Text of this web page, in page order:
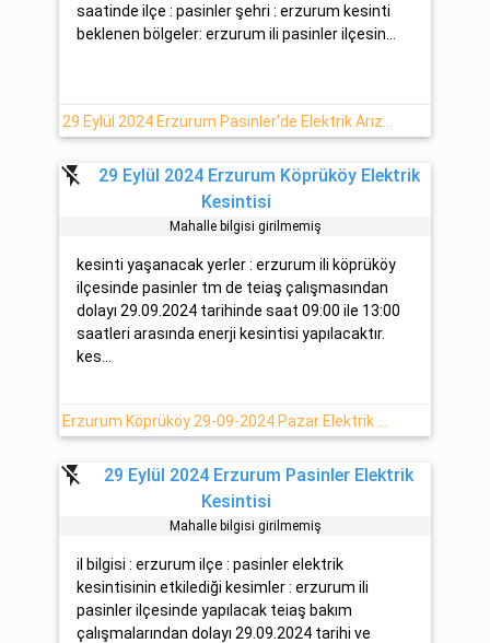
saatinde ilçe : pasinler şehri : erzurum kesinti
beklenen bölgeler: erzurum ili pasinler ilçesin...
flash_off
29 Eylül 2024 Erzurum Köprüköy Elektrik
Kesintisi
Mahalle bilgisi girilmemiş
kesinti yaşanacak yerler : erzurum ili köprüköy
ilçesinde pasinler tm de teiaş çalışmasından
dolayı 29.09.2024 tarihinde saat 09:00 ile 13:00
saatleri arasında enerji kesintisi yapılacaktır.
kes...
flash_off
29 Eylül 2024 Erzurum Pasinler Elektrik
Kesintisi
Mahalle bilgisi girilmemiş
il bilgisi : erzurum ilçe : pasinler elektrik
kesintisinin etkilediği kesimler : erzurum ili
pasinler ilçesinde yapılacak teiaş bakım
çalışmalarından dolayı 29.09.2024 tarihi ve